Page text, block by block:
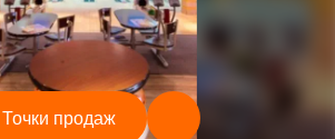
Точки продаж